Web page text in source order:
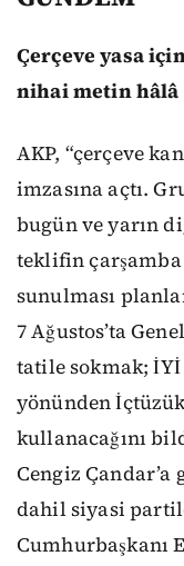
Çerçeve yasa
nihai metin hâlâ
AKP, “çerçeve
imzasına açtı.
bugün ve yarın
teklifin çarşamba
sunulması
7 Ağustos’ta
tatile sokmak;
yönünden
kullanacağını
Cengiz
dahil siyasi
Cumhurbaşkanı